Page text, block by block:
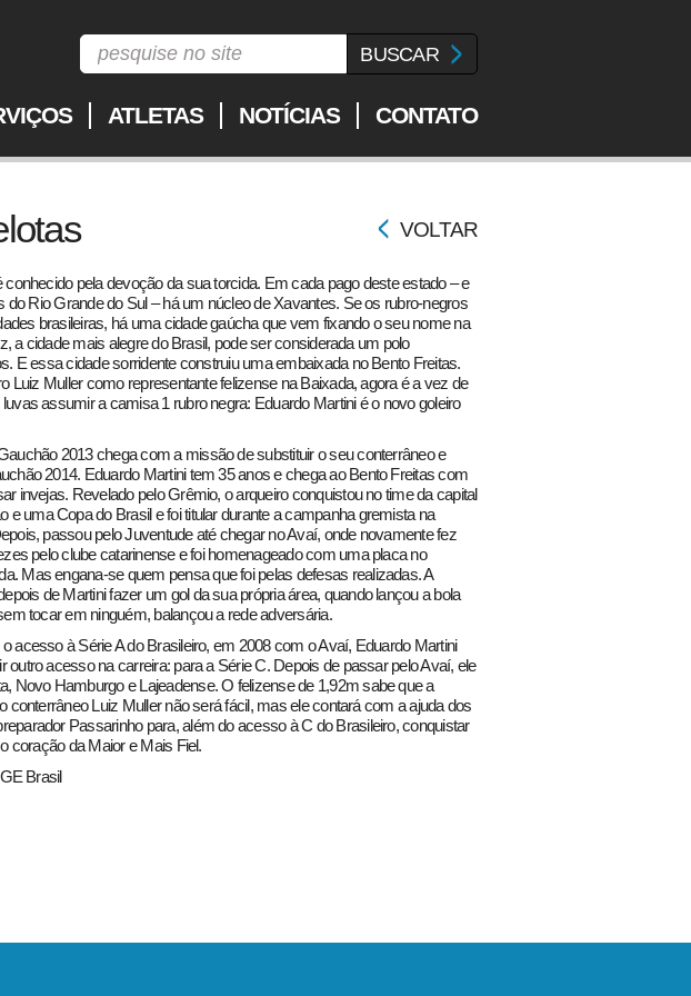
ATLETAS NOTÍCIAS CONTATO
VOLTAR
conhecido pela devoção da sua torcida. Em cada pago deste estado – e
do Rio Grande do Sul – há um núcleo de Xavantes. Se os rubro-negros
brasileiras, há uma cidade gaúcha que vem fixando o seu nome na
a cidade mais alegre do Brasil, pode ser considerada um polo
E essa cidade sorridente construiu uma embaixada no Bento Freitas.
Luiz Muller como representante felizense na Baixada, agora é a vez de
assumir a camisa 1 rubro negra: Eduardo Martini é o novo goleiro
2013 chega com a missão de substituir o seu conterrâneo e
2014. Eduardo Martini tem 35 anos e chega ao Bento Freitas com
invejas. Revelado pelo Grêmio, o arqueiro conquistou no time da capital
e uma Copa do Brasil e foi titular durante a campanha gremista na
passou pelo Juventude até chegar no Avaí, onde novamente fez
pelo clube catarinense e foi homenageado com uma placa no
Mas engana-se quem pensa que foi pelas defesas realizadas. A
de Martini fazer um gol da sua própria área, quando lançou a bola
tocar em ninguém, balançou a rede adversária.
acesso à Série A do Brasileiro, em 2008 com o Avaí, Eduardo Martini
outro acesso na carreira: para a Série C. Depois de passar pelo Avaí, ele
Novo Hamburgo e Lajeadense. O felizense de 1,92m sabe que a
conterrâneo Luiz Muller não será fácil, mas ele contará com a ajuda dos
Passarinho para, além do acesso à C do Brasileiro, conquistar
coração da Maior e Mais Fiel.
Brasil